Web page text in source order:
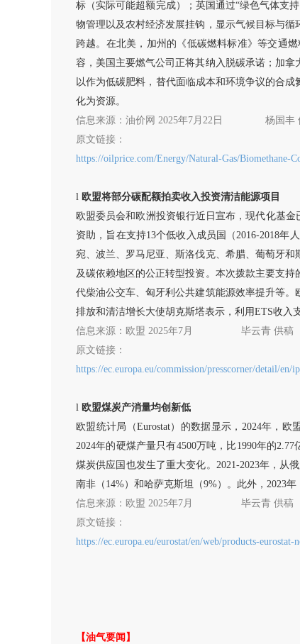
标（实际可能超额完成）；英国通过“绿色气体支
物管理以及农村经济发展挂钩，显示气候目标与
跨越。在北美，加州的《低碳燃料标准》等交通
容，美国主要燃气公司正将其纳入脱碳承诺；加
以作为低碳肥料，替代面临成本和环境争议的合
化为资源。
信息来源： 油价网 2025年7月22日 杨国丰
原文链接：
https://oilprice.com/Energy/Natural-Gas/Biomethane-
l 欧盟将部分碳配额拍卖收入投资清洁能源项目
欧盟委员会和欧洲投资银行近日宣布，现代化基金
资助，旨在支持13个低收入成员国（2016-2018
宛、波兰、罗马尼亚、斯洛伐克、希腊、葡萄牙
及碳依赖地区的公正转型投资。本次拨款主要支
代柴油公交车、匈牙利公共建筑能源效率提升等
排放和清洁增长大使胡克斯塔表示，利用ETS收入
信息来源： 欧盟 2025年7月 毕云青 供稿
原文链接：
https://ec.europa.eu/commission/presscorner/detail/en/
l 欧盟煤炭产消量均创新低
欧盟统计局（Eurostat）的数据显示，2024年，
2024年的硬煤产量只有4500万吨，比1990年的
煤炭供应国也发生了重大变化。2021-2023年，从
南非（14%）和哈萨克斯坦（9%）。此外，2023
信息来源： 欧盟 2025年7月 毕云青 供稿
原文链接：
https://ec.europa.eu/eurostat/en/web/products-eurostat-
【油气要闻】